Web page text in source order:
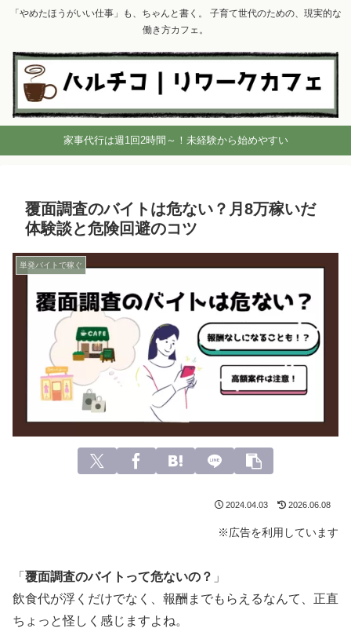
「やめたほうがいい仕事」も、ちゃんと書く。 子育て世代のための、現実的な
働き方カフェ。
家事代行は週1回2時間～！未経験から始めやすい
覆面調査のバイトは危ない？月8万稼いだ
体験談と危険回避のコツ
単発バイトで稼ぐ
2024.04.03 2026.06.08
※広告を利用しています
「 覆面調査のバイトって危ないの？ 」
飲食代が浮くだけでなく、報酬までもらえるなんて、正直
ちょっと怪しく感じますよね。